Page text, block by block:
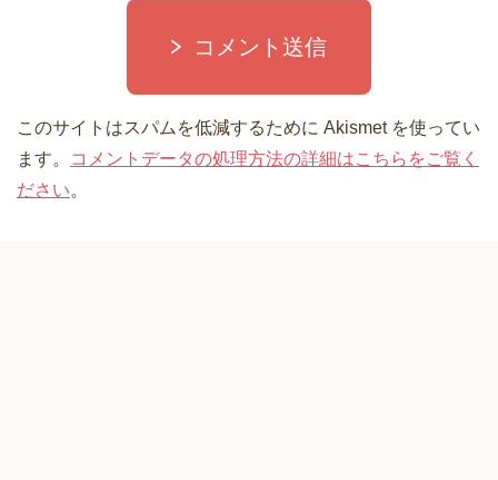
コメント送信
このサイトはスパムを低減するために Akismet を使ってい
ます。
コメントデータの処理方法の詳細はこちらをご覧く
ださい。